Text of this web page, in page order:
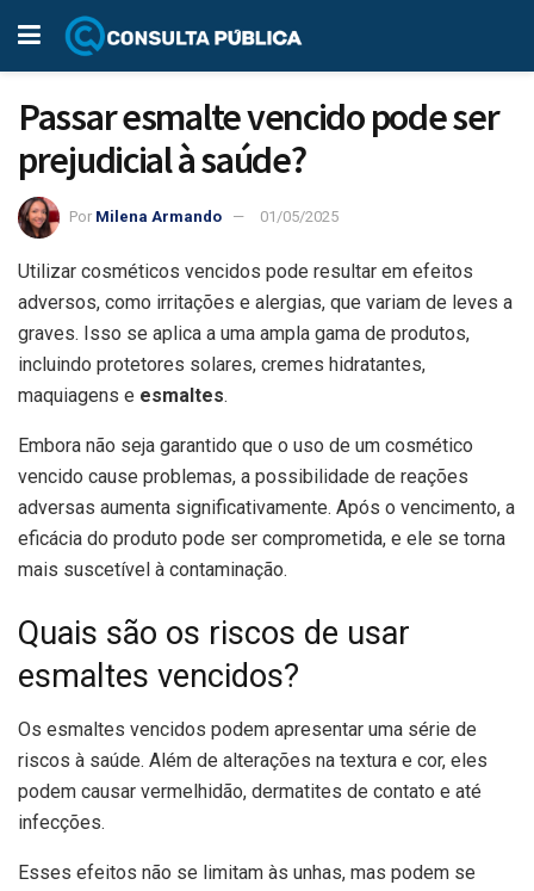
Passar esmalte vencido pode ser
prejudicial à saúde?
Por Milena Armando 01/05/2025
Utilizar cosméticos vencidos pode resultar em efeitos
adversos, como irritações e alergias, que variam de leves a
graves. Isso se aplica a uma ampla gama de produtos,
incluindo protetores solares, cremes hidratantes,
maquiagens e esmaltes.
Embora não seja garantido que o uso de um cosmético
vencido cause problemas, a possibilidade de reações
adversas aumenta significativamente. Após o vencimento, a
eficácia do produto pode ser comprometida, e ele se torna
mais suscetível à contaminação.
Quais são os riscos de usar
esmaltes vencidos?
Os esmaltes vencidos podem apresentar uma série de
riscos à saúde. Além de alterações na textura e cor, eles
podem causar vermelhidão, dermatites de contato e até
infecções.
Esses efeitos não se limitam às unhas, mas podem se